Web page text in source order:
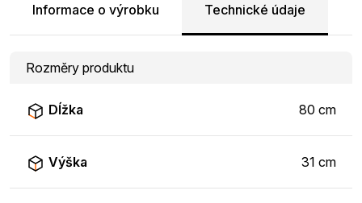
Informace o výrobku Technické údaje
Rozměry produktu
Dĺžka 80 cm
Výška 31 cm